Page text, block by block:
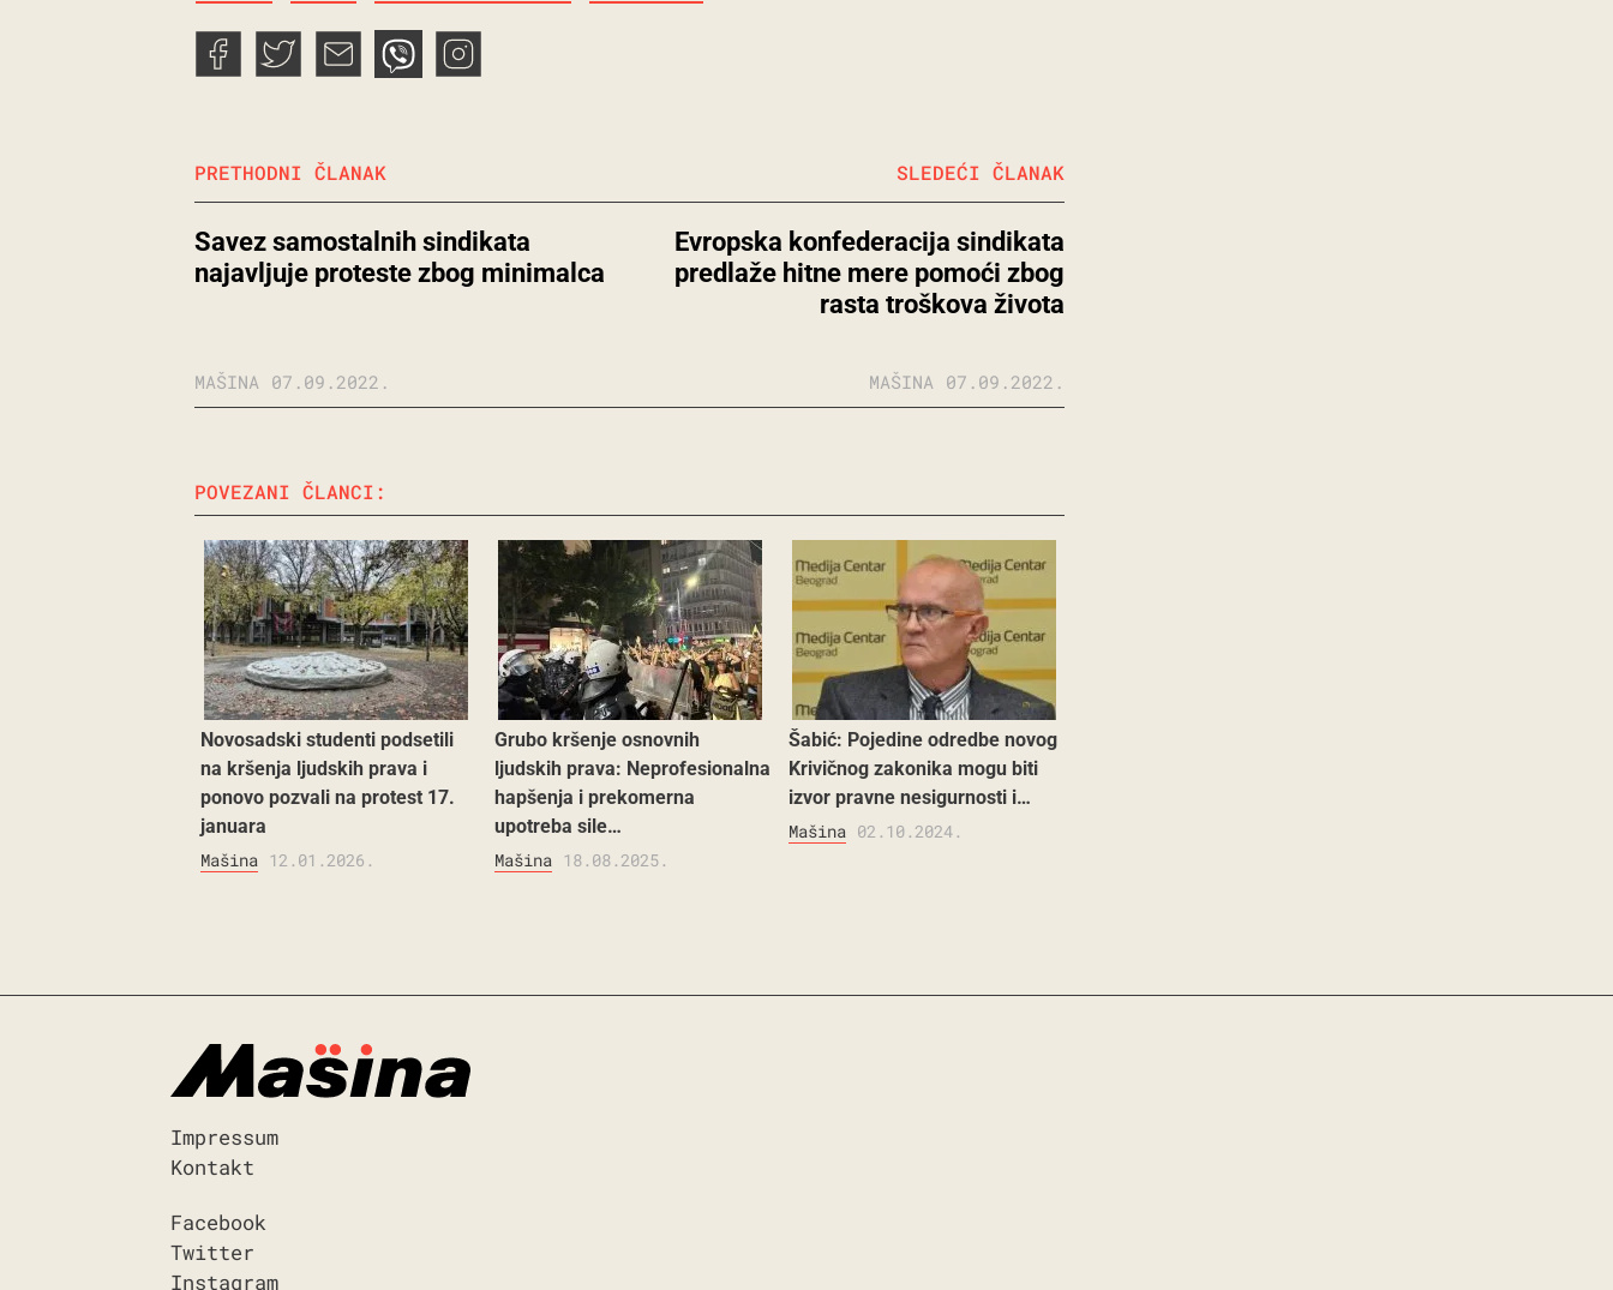
PRETHODNI ČLANAK
Savez samostalnih sindikata
najavljuje proteste zbog minimalca
MAŠINA 07.09.2022.
Evropska konfederacija sindikata
predlaže hitne mere pomoći zbog
rasta troškova života
SLEDEĆI ČLANAK
MAŠINA 07.09.2022.
POVEZANI ČLANCI:
Novosadski studenti podsetili
na kršenja ljudskih prava i
ponovo pozvali na protest 17.
januara
Mašina 12.01.2026.
Grubo kršenje osnovnih
ljudskih prava: Neprofesionalna
hapšenja i prekomerna
upotreba sile…
Mašina 18.08.2025.
Šabić: Pojedine odredbe novog
Krivičnog zakonika mogu biti
izvor pravne nesigurnosti i…
Mašina 02.10.2024.
Impressum
Kontakt
Facebook
Twitter
Instagram